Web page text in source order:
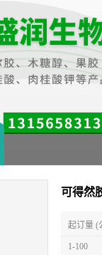
可得然
起订量 (
1-100